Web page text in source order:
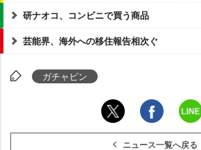
研ナオコ、コンビニで買う商品
芸能界、海外への移住報告相次ぐ
ガチャピン
ニュース一覧へ戻る